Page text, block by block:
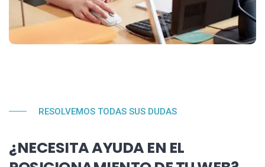
RESOLVEMOS TODAS SUS DUDAS
¿NECESITA AYUDA EN EL